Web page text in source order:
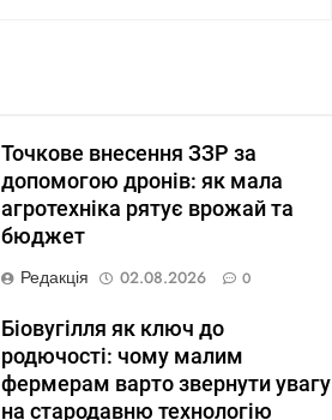
Точкове внесення ЗЗР за
допомогою дронів: як мала
агротехніка рятує врожай та
бюджет
Редакція
02.08.2026 0
Біовугілля як ключ до
родючості: чому малим
фермерам варто звернути увагу
на стародавню технологію